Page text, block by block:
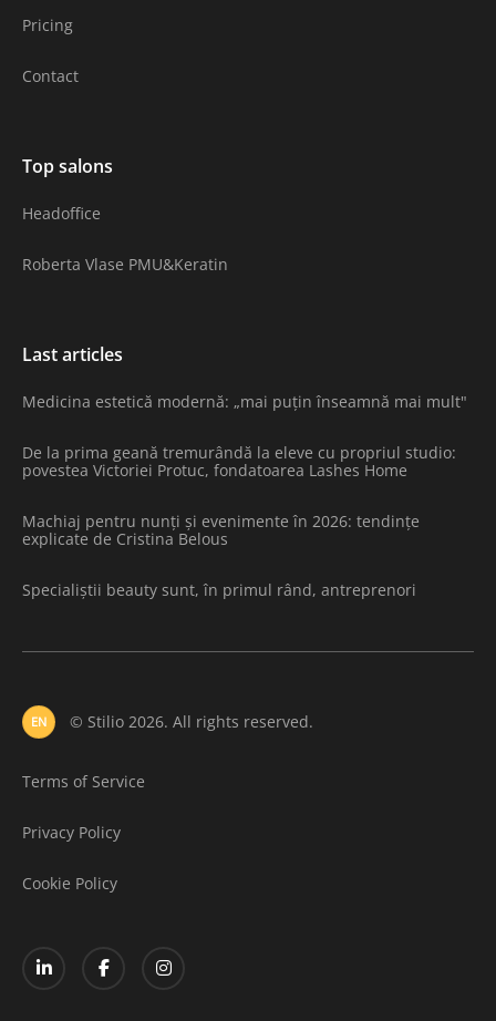
Pricing
Contact
Top salons
Headoffice
Roberta Vlase PMU&Keratin
Last articles
Medicina estetică modernă: „mai puțin înseamnă mai mult"
De la prima geană tremurândă la eleve cu propriul studio:
povestea Victoriei Protuc, fondatoarea Lashes Home
Machiaj pentru nunți și evenimente în 2026: tendințe
explicate de Cristina Belous
Specialiștii beauty sunt, în primul rând, antreprenori
EN © Stilio 2026. All rights reserved.
Terms of Service
Privacy Policy
Cookie Policy